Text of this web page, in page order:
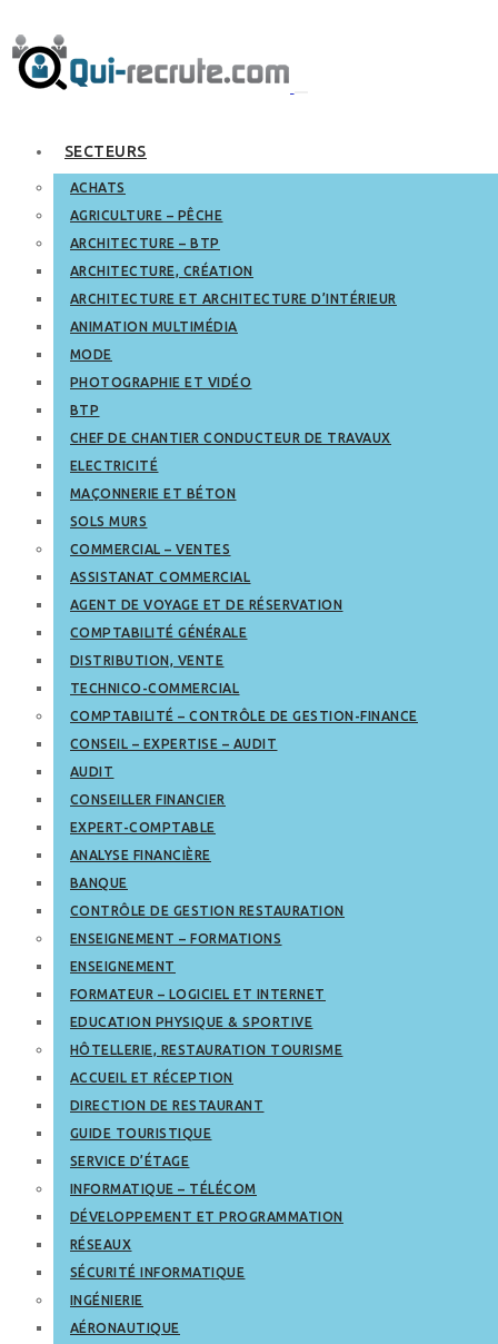
SECTEURS
ACHATS
AGRICULTURE – PÊCHE
ARCHITECTURE – BTP
ARCHITECTURE, CRÉATION
ARCHITECTURE ET ARCHITECTURE D’INTÉRIEUR
ANIMATION MULTIMÉDIA
MODE
PHOTOGRAPHIE ET VIDÉO
BTP
CHEF DE CHANTIER CONDUCTEUR DE TRAVAUX
ELECTRICITÉ
MAÇONNERIE ET BÉTON
SOLS MURS
COMMERCIAL – VENTES
ASSISTANAT COMMERCIAL
AGENT DE VOYAGE ET DE RÉSERVATION
COMPTABILITÉ GÉNÉRALE
DISTRIBUTION, VENTE
TECHNICO-COMMERCIAL
COMPTABILITÉ – CONTRÔLE DE GESTION-FINANCE
CONSEIL – EXPERTISE – AUDIT
AUDIT
CONSEILLER FINANCIER
EXPERT-COMPTABLE
ANALYSE FINANCIÈRE
BANQUE
CONTRÔLE DE GESTION RESTAURATION
ENSEIGNEMENT – FORMATIONS
ENSEIGNEMENT
FORMATEUR – LOGICIEL ET INTERNET
EDUCATION PHYSIQUE & SPORTIVE
HÔTELLERIE, RESTAURATION TOURISME
ACCUEIL ET RÉCEPTION
DIRECTION DE RESTAURANT
GUIDE TOURISTIQUE
SERVICE D’ÉTAGE
INFORMATIQUE – TÉLÉCOM
DÉVELOPPEMENT ET PROGRAMMATION
RÉSEAUX
SÉCURITÉ INFORMATIQUE
INGÉNIERIE
AÉRONAUTIQUE